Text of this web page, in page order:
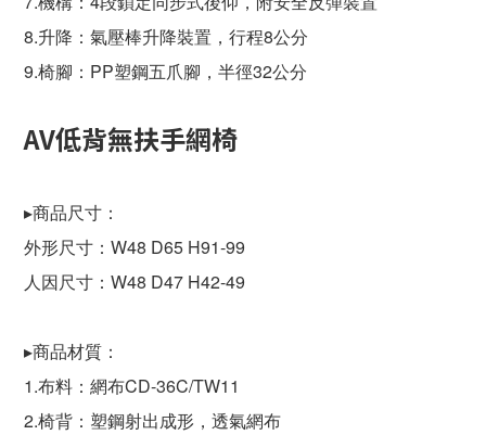
8.升降：氣壓棒升降裝置，行程8公分
9.椅腳：PP塑鋼五爪腳，半徑32公分
AV低背無扶手網椅
▸商品尺寸：
外形尺寸：W48 D65 H91-99
人因尺寸：W48 D47 H42-49
▸商品材質：
1.布料：網布CD-36C/TW11
2.椅背：塑鋼射出成形，透氣網布